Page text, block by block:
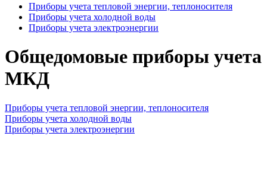
Приборы учета тепловой энергии, теплоносителя
Приборы учета холодной воды
Приборы учета электроэнергии
Общедомовые приборы учета
МКД
Приборы учета тепловой энергии, теплоносителя
Приборы учета холодной воды
Приборы учета электроэнергии